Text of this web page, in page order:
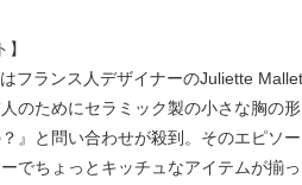
フランス人デザイナーのJuliette
のためにセラミック製の小さな胸の
』と問い合わせが殺到。そのエピソ
でちょっとキッチュなアイテムが揃